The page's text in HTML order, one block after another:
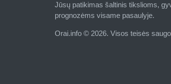
Jūsų patikimas šaltinis tikslioms,
prognozėms visame pasaulyje.
Orai.info © 2026. Visos teisės